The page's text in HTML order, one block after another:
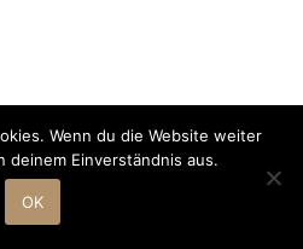
Wenn du die Website weiter
deinem Einverständnis aus.
OK